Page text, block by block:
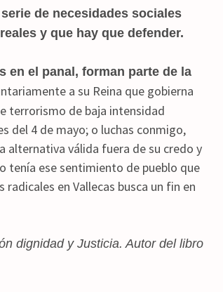
de necesidades sociales
y que hay que defender.
en el panal, forman parte de la
a su Reina que gobierna
terrorismo de baja intensidad
del 4 de mayo; o luchas conmigo,
alternativa válida fuera de su credo y
tenía ese sentimiento de pueblo que
en Vallecas busca un fin en
dignidad y Justicia. Autor del libro